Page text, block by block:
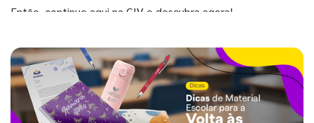
Então, continue aqui na GIV e descubra agora!